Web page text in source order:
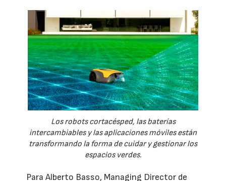
Los robots cortacésped, las baterías
intercambiables y las aplicaciones móviles están
transformando la forma de cuidar y gestionar los
espacios verdes.
Para Alberto Basso, Managing Director de